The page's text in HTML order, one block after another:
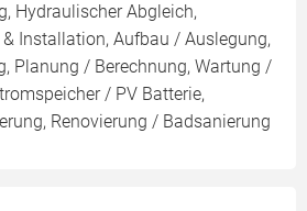
Hydraulischer Abgleich,
Installation, Aufbau / Auslegung,
Planung / Berechnung, Wartung /
/ PV Batterie,
Renovierung / Badsanierung